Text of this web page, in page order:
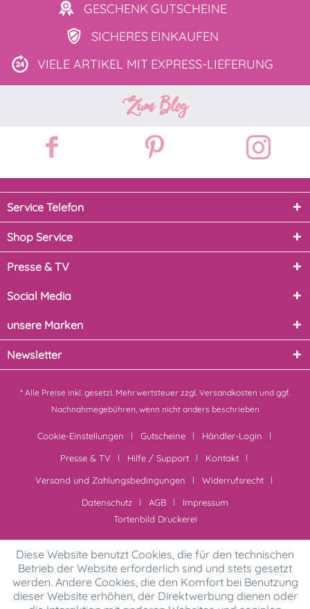
GESCHENK GUTSCHEINE
SICHERES EINKAUFEN
VIELE ARTIKEL MIT EXPRESS-LIEFERUNG
Zum Blog
Service Telefon
Shop Service
Presse & TV
Social Media
unsere Marken
Newsletter
* Alle Preise inkl. gesetzl. Mehrwertsteuer zzgl. Versandkosten und ggf.
Nachnahmegebühren, wenn nicht anders beschrieben
Cookie-Einstellungen Gutscheine
Händler-Login
Presse & TV
Hilfe / Support
Kontakt
Versand und Zahlungsbedingungen
Widerrufsrecht
Datenschutz
AGB
Impressum
Tortenbild Druckerei
Diese Website benutzt Cookies, die für den technischen
Betrieb der Website erforderlich sind und stets gesetzt
werden. Andere Cookies, die den Komfort bei Benutzung
dieser Website erhöhen, der Direktwerbung dienen oder